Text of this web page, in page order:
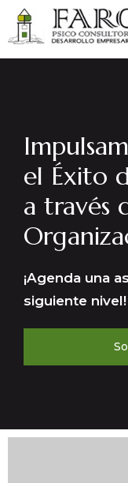
el Éxito
a través
¡Agenda una
siguiente nivel!